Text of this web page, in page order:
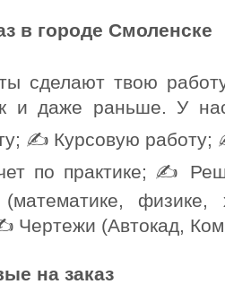
в городе Смоленске
сделают твою
и даже раньше. У
✍ Курсовую
по практике; ✍
физике,
Чертежи (Автокад,
на заказ